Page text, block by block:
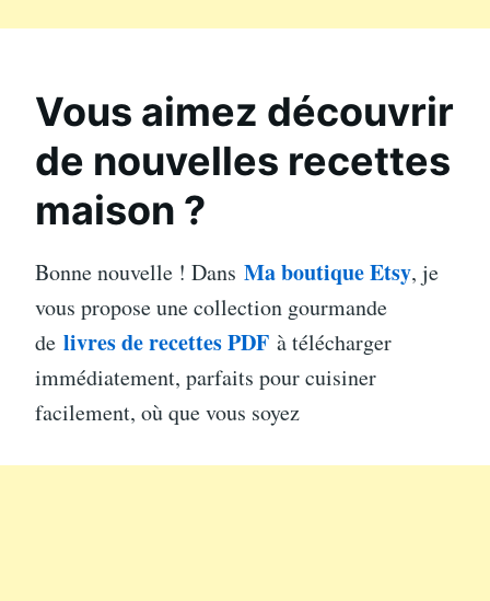
Vous aimez découvrir
de nouvelles recettes
maison ?
Bonne nouvelle ! Dans Ma boutique Etsy, je
vous propose une collection gourmande
de livres de recettes PDF à télécharger
immédiatement, parfaits pour cuisiner
facilement, où que vous soyez